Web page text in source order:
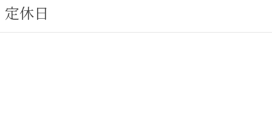
定休日